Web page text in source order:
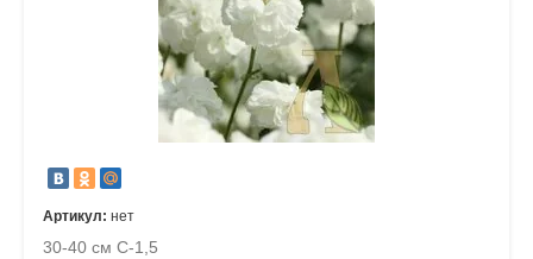
Артикул: нет
30-40 см С-1,5